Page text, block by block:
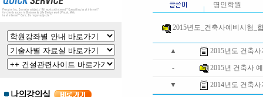
명인학원
2015년도_건축사예비시험_
▲ 2015년도 건축
- 2015년 건축사
▼ 2014년도 건축